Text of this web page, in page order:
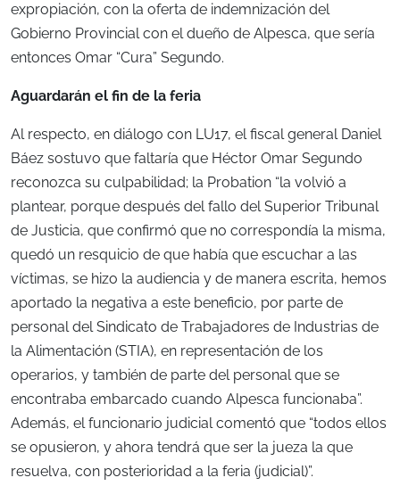
expropiación, con la oferta de indemnización del
Gobierno Provincial con el dueño de Alpesca, que sería
entonces Omar “Cura” Segundo.
Aguardarán el fin de la feria
Al respecto, en diálogo con LU17, el fiscal general Daniel
Báez sostuvo que faltaría que Héctor Omar Segundo
reconozca su culpabilidad; la Probation “la volvió a
plantear, porque después del fallo del Superior Tribunal
de Justicia, que confirmó que no correspondía la misma,
quedó un resquicio de que había que escuchar a las
víctimas, se hizo la audiencia y de manera escrita, hemos
aportado la negativa a este beneficio, por parte de
personal del Sindicato de Trabajadores de Industrias de
la Alimentación (STIA), en representación de los
operarios, y también de parte del personal que se
encontraba embarcado cuando Alpesca funcionaba”.
Además, el funcionario judicial comentó que “todos ellos
se opusieron, y ahora tendrá que ser la jueza la que
resuelva, con posterioridad a la feria (judicial)”.